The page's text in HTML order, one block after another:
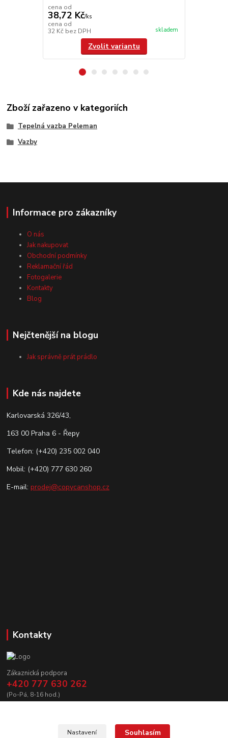
cena od
38,72 Kč/ks
cena od
32 Kč bez DPH skladem
Zvolit variantu
Zboží zařazeno v kategoriích
Tepelná vazba Peleman
Vazby
Informace pro zákazníky
O nás
Jak nakupovat
Obchodní podmínky
Reklamační řád
Fotogalerie
Kontakty
Blog
Nejčtenější na blogu
Jak správně prát prádlo
Kde nás najdete
Karlovarská 326/43,
163 00 Praha 6 - Řepy
Telefon: (+420) 235 002 040
Mobil: (+420) 777 630 260
E-mail: prodej@copycanshop.cz
Kontakty
Zákaznická podpora
+420 777 630 262
(Po-Pá, 8-16 hod.)
Nastavení Souhlasím